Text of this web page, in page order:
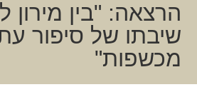
הרצאה: "בין מירון
שיבתו של סיפור
מכשפות"